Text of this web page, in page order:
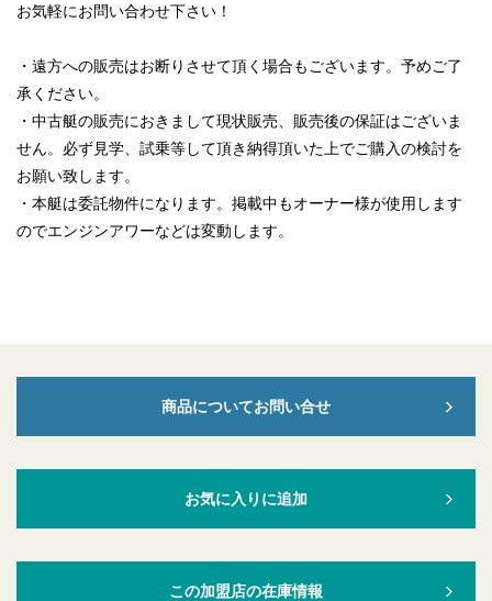
お気軽にお問い合わせ下さい！
・遠方への販売はお断りさせて頂く場合もございます。予めご了
承ください。
・中古艇の販売におきまして現状販売、販売後の保証はございま
せん。必ず見学、試乗等して頂き納得頂いた上でご購入の検討を
お願い致します。
・本艇は委託物件になります。掲載中もオーナー様が使用します
のでエンジンアワーなどは変動します。
商品についてお問い合せ
お気に入りに追加
この加盟店の在庫情報